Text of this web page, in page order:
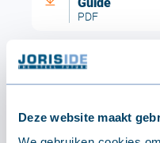
Deze website maakt
PDF
Brochures
View Of The
PDF